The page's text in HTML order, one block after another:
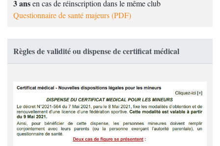
3 ansen cas de réinscription dans le même club
Questionnaire de santé majeurs (PDF)
Règles de validité ou dispense de certificat médical